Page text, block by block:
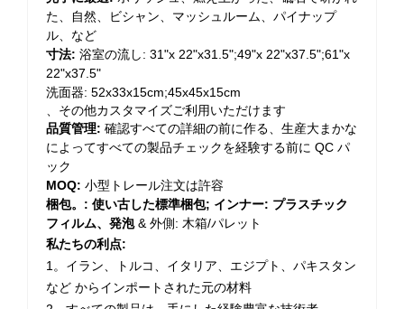
た、自然、ビシャン、マッシュルーム、パイナップ
ル、など
寸法: 浴室の流し: 31"x 22"x31.5";49"x 22"x37.5";61"x
22"x37.5"
洗面器: 52x33x15cm;45x45x15cm
、その他カスタマイズご利用いただけます
品質管理: 確認すべての詳細の前に作る、生産大まかな
によってすべての製品チェックを経験する前に QC パ
ック
MOQ: 小型トレール注文は許容
梱包。: 使い古した標準梱包; インナー: プラスチック
フィルム、発泡& 外側: 木箱/パレット
私たちの利点:
1。イラン、トルコ、イタリア、エジプト、パキスタン
など からインポートされた元の材料